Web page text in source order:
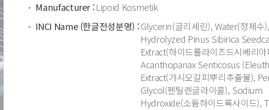
Manufacturer :Lipoid Kosmetik
INCI Name (한글전성분명) :Glycerin(글리세린), Water(정제수
Hydrolyzed Pinus Sibirica
Extract(하이드롤라이즈드시베리
Acanthopanax Senticosus
Extract(가시오갈피뿌리추출물),
Glycol(펜틸렌글라이콜), Sodium
Hydroxide(소듐하이드록사이드),